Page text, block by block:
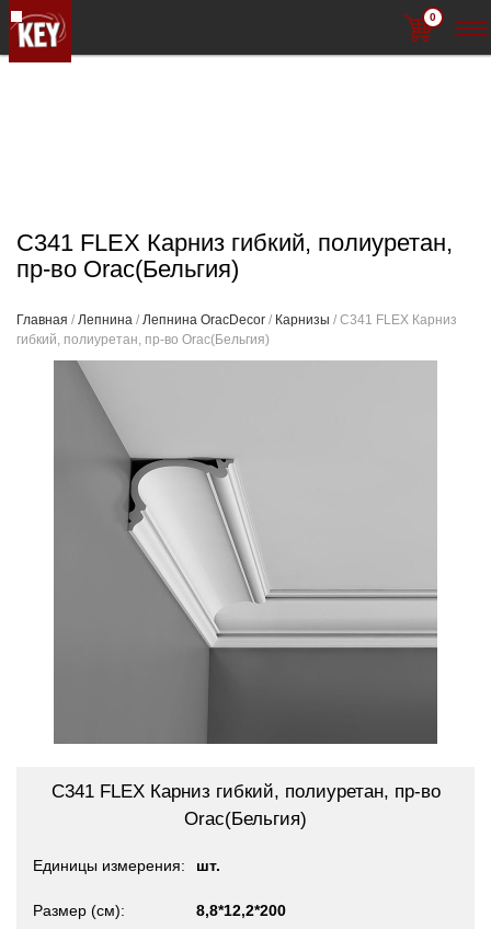
0
C341 FLEX Карниз гибкий, полиуретан,
пр-во Orac(Бельгия)
Главная / Лепнина / Лепнина OracDecor / Карнизы / C341 FLEX Карниз
гибкий, полиуретан, пр-во Orac(Бельгия)
C341 FLEX Карниз гибкий, полиуретан, пр-во
Orac(Бельгия)
Единицы измерения шт.
Размер (см) 8,8*12,2*200